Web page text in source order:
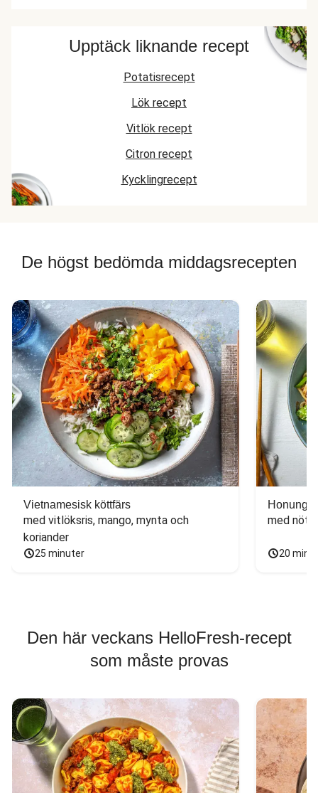
Upptäck liknande recept
Potatisrecept
Lök recept
Vitlök recept
Citron recept
Kycklingrecept
De högst bedömda middagsrecepten
Vietnamesisk köttfärs
med vitlöksris, mango, mynta och
koriander
25 minuter
med
20
Den här veckans HelloFresh-recept
som måste provas